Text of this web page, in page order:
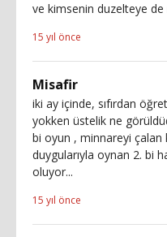
ve kimsenin duzelteye
15 yıl önce
Misafir
iki ay içinde, sıfırdan
yokken üstelik ne
bi oyun , minnareyi çalan
duygularıyla oynan 2. bi
oluyor...
15 yıl önce